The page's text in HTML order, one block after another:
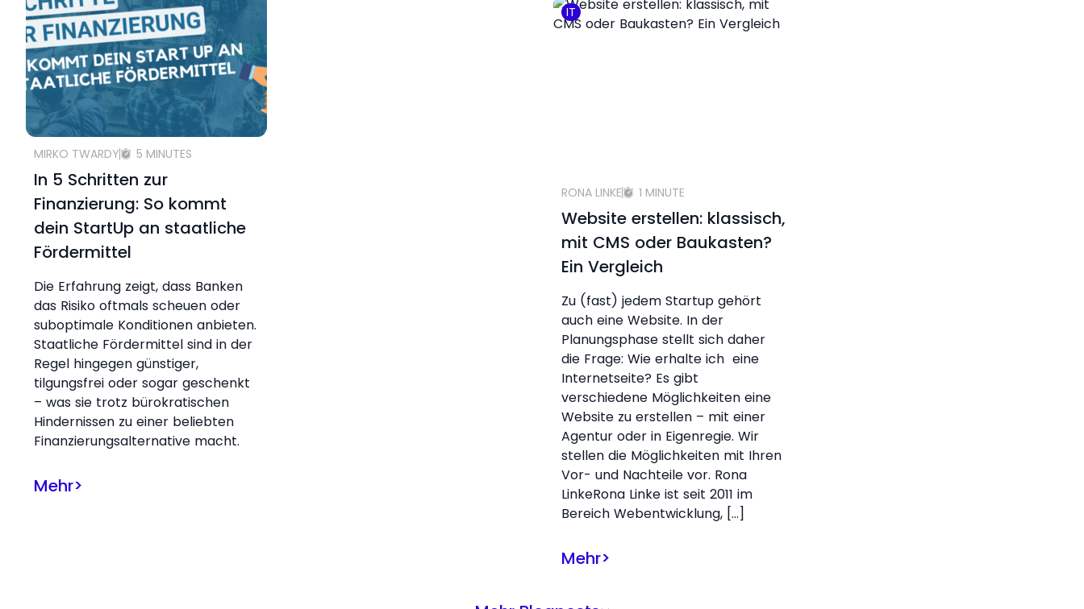
MIRKO TWARDY 5 MINUTES
In 5 Schritten zur
Finanzierung: So kommt
dein StartUp an staatliche
Fördermittel
Die Erfahrung zeigt, dass Banken
das Risiko oftmals scheuen oder
suboptimale Konditionen anbieten.
Staatliche Fördermittel sind in der
Regel hingegen günstiger,
tilgungsfrei oder sogar geschenkt
– was sie trotz bürokratischen
Hindernissen zu einer beliebten
Finanzierungsalternative macht.
Mehr>
IT
RONA LINKE 1 MINUTE
Website erstellen: klassisch,
mit CMS oder Baukasten?
Ein Vergleich
Zu (fast) jedem Startup gehört
auch eine Website. In der
Planungsphase stellt sich daher
die Frage: Wie erhalte ich eine
Internetseite? Es gibt
verschiedene Möglichkeiten eine
Website zu erstellen – mit einer
Agentur oder in Eigenregie. Wir
stellen die Möglichkeiten mit Ihren
Vor- und Nachteile vor. Rona
LinkeRona Linke ist seit 2011 im
Bereich Webentwicklung, […]
Mehr>